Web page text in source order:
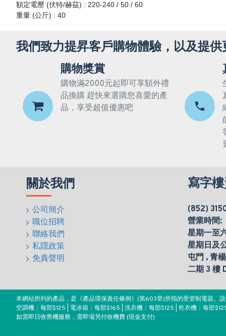
額定電壓 (伏特/赫茲) : 220-240 / 50 / 60
重量 (公斤) : 40
我們致力提昇客戶購物體驗，以及提供
購物獎賞
購物滿2000元起即可享額外禮
品換購 趕快來選購您喜愛的產
品，享受超值優惠吧
關於我們
公司簡介
職位招聘
聯絡我們
私隱政策
免責聲明
寫字
(852)
營業時間:
星期一至
星期日及
屯門 , 青
二期 3 樓
本網站所列的產品，是《產品環保責任條例》(第603章)所指的受管制電器。
空調機：每部$125 | 電冰箱：每部$165 | 洗衣機：每部$125 | 乾衣機：每部
如需即日收舊機服務，需即場另付收機費 (現金支付)